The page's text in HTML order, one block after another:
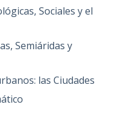
Sociales y el
Semiáridas y
las Ciudades